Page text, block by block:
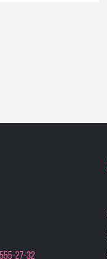
27-32